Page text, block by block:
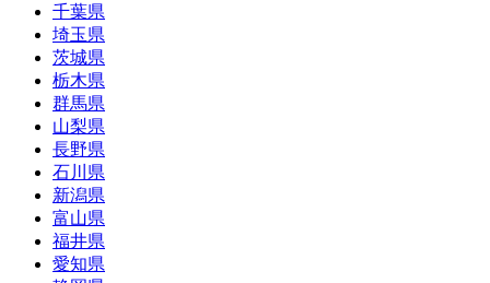
千葉県
埼玉県
茨城県
栃木県
群馬県
山梨県
長野県
石川県
新潟県
富山県
福井県
愛知県